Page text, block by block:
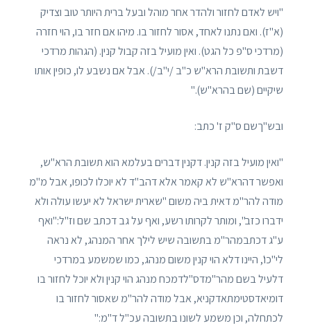
"ויש לאדם לחזור ולהדר אחר מוהל ובעל ברית היותר טוב וצדיק
(א"ז). ואם נתנו לאחד, אסור לחזור בו. מיהו אם חזר בו, הוי חזרה
(מרדכי ס"פ כל הגט). ואין מועיל בזה קבול קנין. (הגהות מרדכי
דשבת ותשובת הרא"ש כ"ב /י"ב/). אבל אם נשבע לו, כופין אותו
שיקיים (שם בהרא"ש)."
ובש"ךשם ס"ק ז' כתב:
"ואין מועיל בזה קנין. דקנין דברים בעלמא הוא תשובת הרא"ש,
ואפשר דהרא"ש לא קאמר אלא דהב"ד לא יוכלו לכופו, אבל מ"מ
מודה להר"מ דאית ביה משום "שארית ישראל לא יעשו עולה ולא
ידברו כזב", ומותר לקרותו רשע, ואף על גב דכתב שם וז"ל:"ואף
ע"ג דכתבמהר"מ בתשובה שיש לילך אחר המנהג, לא נראה
לי"כו', היינו דלא הוי קנין משום מנהג, כמו שמשמע במרדכי
דלעיל בשם מהר"מדס"לדמכח מנהג הוי קנין ולא יוכל לחזור בו
דומיאדסטימתאדקניא, אבל מודה להר"מ שאסור לחזור בו
לכתחלה, וכן משמע לשונו בתשובה עכ"ל ד"מ:"